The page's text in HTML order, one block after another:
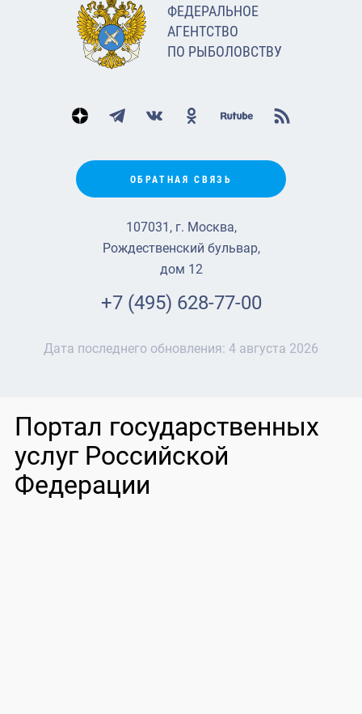
ФЕДЕРАЛЬНОЕ
АГЕНТСТВО
ПО РЫБОЛОВСТВУ
ОБРАТНАЯ СВЯЗЬ
107031, г. Москва,
Рождественский бульвар,
дом 12
+7 (495) 628-77-00
Дата последнего обновления: 4 августа 2026
Портал государственных
услуг Российской
Федерации